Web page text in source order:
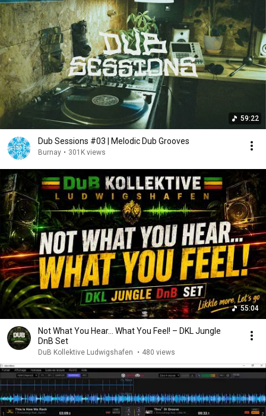
59:22
Dub Sessions #03 | Melodic Dub Grooves
Burnay • 301K views
55:04
Not What You Hear… What You Feel! – DKL Jungle
DnB Set
DuB Kollektive Ludwigshafen • 480 views